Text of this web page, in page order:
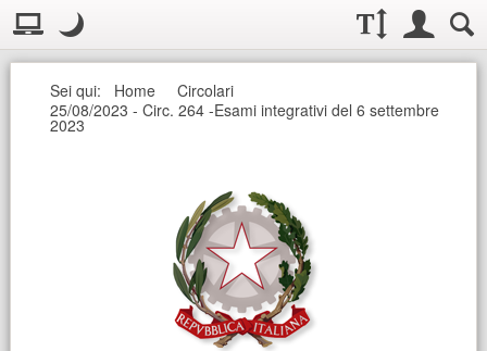
Visualizzazione:
Layout normale. Passa alla modalità desktop
Modo notte
Modo notte: questa modalità imposta un basso contrasto.
Casella
Dimensioni testo:
Accesso
Seguici
Sei qui: Home
Circolari
25/08/2023 - Circ. 264 -Esami integrativi del 6 settembre
2023